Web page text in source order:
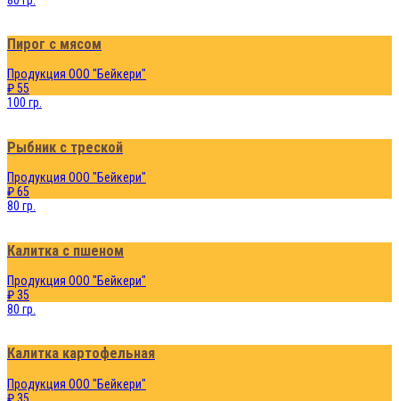
Пирог с мясом
Продукция ООО "Бейкери"
₽ 55
100 гр.
Рыбник с треской
Продукция ООО "Бейкери"
₽ 65
80 гр.
Калитка с пшеном
Продукция ООО "Бейкери"
₽ 35
80 гр.
Калитка картофельная
Продукция ООО "Бейкери"
₽ 35